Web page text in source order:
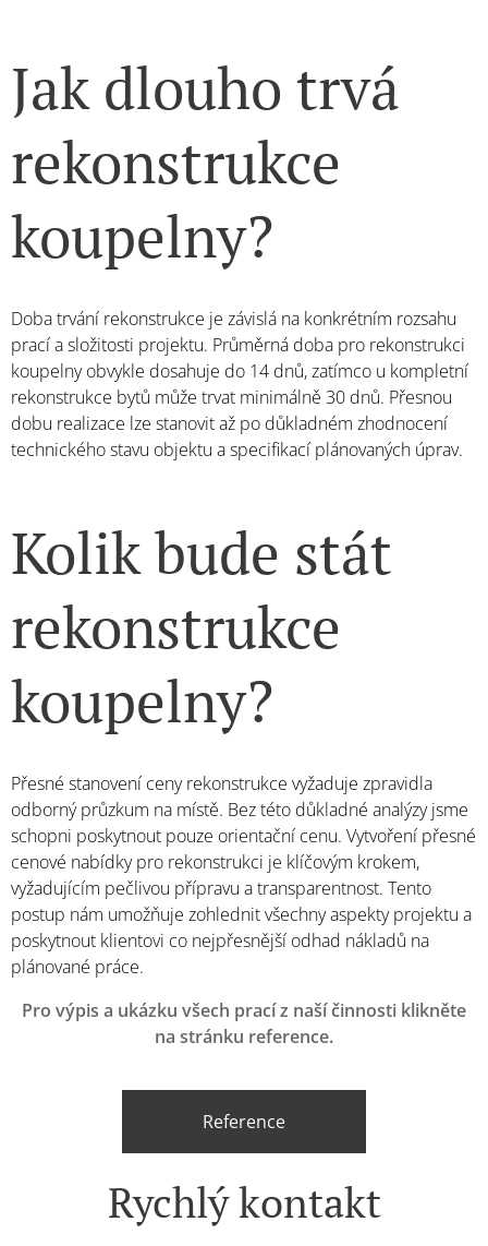
Jak dlouho trvá
rekonstrukce
koupelny?
Doba trvání rekonstrukce je závislá na konkrétním rozsahu
prací a složitosti projektu. Průměrná doba pro rekonstrukci
koupelny obvykle dosahuje do 14 dnů, zatímco u kompletní
rekonstrukce bytů může trvat minimálně 30 dnů. Přesnou
dobu realizace lze stanovit až po důkladném zhodnocení
technického stavu objektu a specifikací plánovaných úprav.
Kolik bude stát
rekonstrukce
koupelny?
Přesné stanovení ceny rekonstrukce vyžaduje zpravidla
odborný průzkum na místě. Bez této důkladné analýzy jsme
schopni poskytnout pouze orientační cenu. Vytvoření přesné
cenové nabídky pro rekonstrukci je klíčovým krokem,
vyžadujícím pečlivou přípravu a transparentnost. Tento
postup nám umožňuje zohlednit všechny aspekty projektu a
poskytnout klientovi co nejpřesnější odhad nákladů na
plánované práce.
Pro výpis a ukázku všech prací z naší činnosti klikněte
na stránku reference.
Reference
Rychlý kontakt